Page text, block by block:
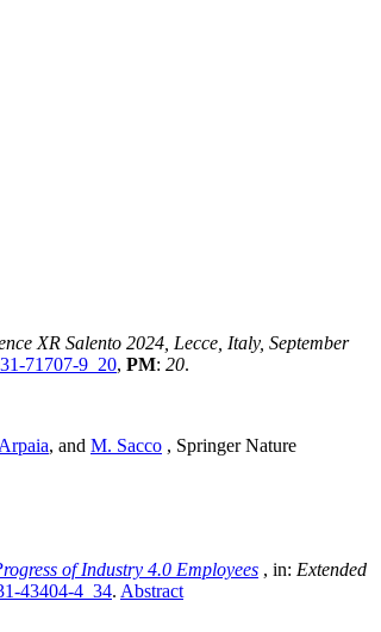
XR Salento 2024, Lecce, Italy, September
71707-9_20, PM: 20.
, and M. Sacco , Springer Nature
of Industry 4.0 Employees , in: Extended
43404-4_34. Abstract